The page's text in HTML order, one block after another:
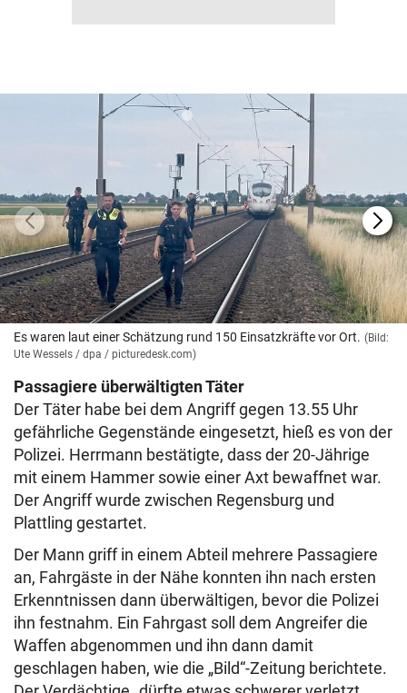
Es waren laut einer Schätzung rund 150 Einsatzkräfte vor Ort. (Bild:
Ute Wessels / dpa / picturedesk.com)
Passagiere überwältigten Täter
Der Täter habe bei dem Angriff gegen 13.55 Uhr
gefährliche Gegenstände eingesetzt, hieß es von der
Polizei. Herrmann bestätigte, dass der 20-Jährige
mit einem Hammer sowie einer Axt bewaffnet war.
Der Angriff wurde zwischen Regensburg und
Plattling gestartet.
Der Mann griff in einem Abteil mehrere Passagiere
an, Fahrgäste in der Nähe konnten ihn nach ersten
Erkenntnissen dann überwältigen, bevor die Polizei
ihn festnahm. Ein Fahrgast soll dem Angreifer die
Waffen abgenommen und ihn dann damit
geschlagen haben, wie die „Bild“-Zeitung berichtete.